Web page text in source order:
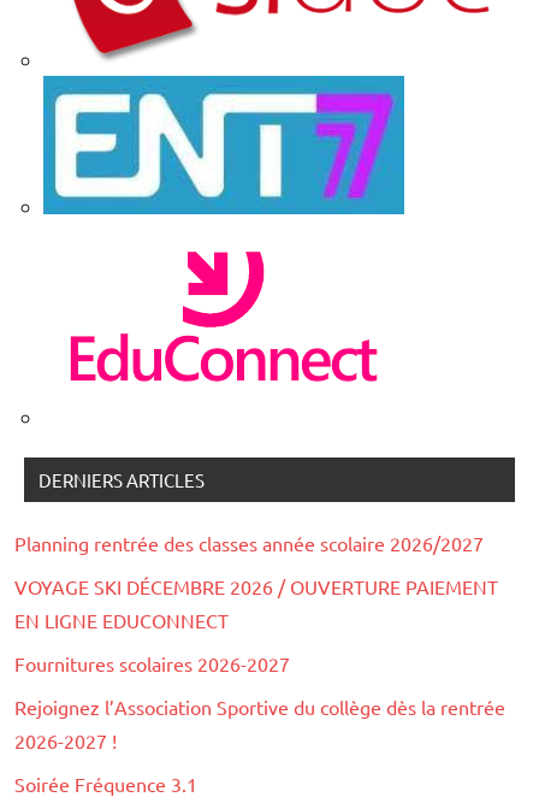
DERNIERS ARTICLES
Planning rentrée des classes année scolaire 2026/2027
VOYAGE SKI DÉCEMBRE 2026 / OUVERTURE PAIEMENT
EN LIGNE EDUCONNECT
Fournitures scolaires 2026-2027
Rejoignez l’Association Sportive du collège dès la rentrée
2026-2027 !
Soirée Fréquence 3.1